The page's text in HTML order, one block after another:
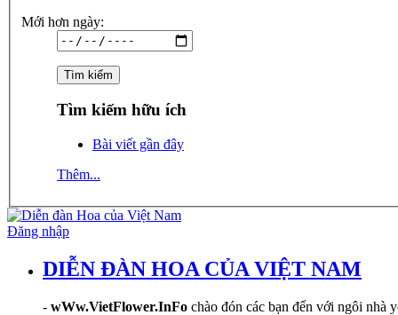
Mới hơn ngày:
Tìm kiếm hữu ích
Bài viết gần đây
Thêm...
Đăng nhập
DIỄN ĐÀN HOA CỦA VIỆT NAM
- wWw.VietFlower.InFo chào đón các bạn đến với ngôi nhà